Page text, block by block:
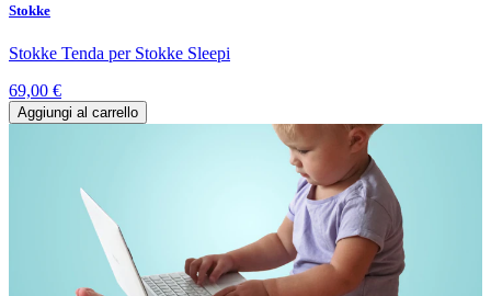
Stokke
Stokke Tenda per Stokke Sleepi
69,00 €
Aggiungi al carrello